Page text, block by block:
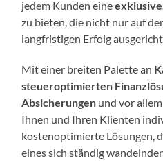
jedem Kunden eine
zu bieten, die nicht nur auf
langfristigen Erfolg
Mit einer breiten Palette an
steueroptimierten
Absicherungen und vor allem
Ihnen und Ihren Klienten
kostenoptimierte Lösungen,
eines sich ständig